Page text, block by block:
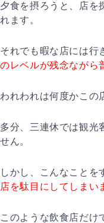
夕食を摂ろうと、店を
れます。
それでも暇な店には行
のレベルが残念ながら
われわれは何度かこの
多分、三連休では観光
せん。
しかし、こんなことを
店を駄目にしてしまい
このような飲食店だけ